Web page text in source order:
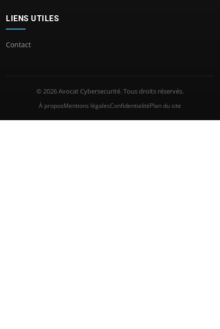
LIENS UTILES
Contact
© 2026 Avocat Cybersecurité. Tous droits réservés.
À proposMentions légalesConfidentialitéPlan du site